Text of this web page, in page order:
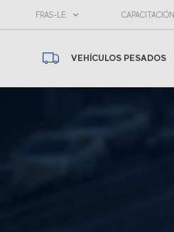
FRAS-LE CAPACITACIÓN
VEHÍCULOS PESADOS